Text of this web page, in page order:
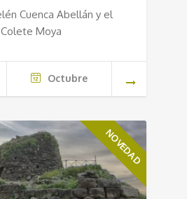
Cuenca Abellán y el
Moya
Octubre
NOVEDAD